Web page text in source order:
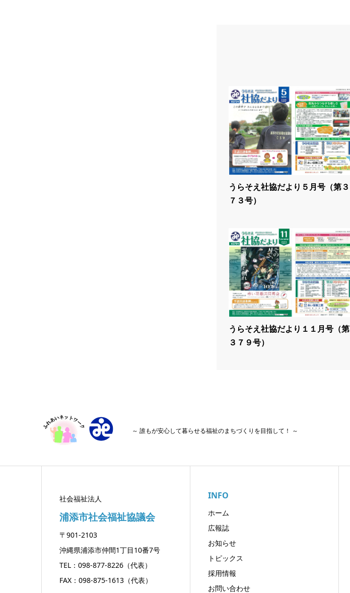
うらそえ社協だより５月号（第３
７３号）
うらそえ社協だより１１月号（第
３７９号）
～ 誰もが安心して暮らせる福祉のまちづくりを目指して！ ～
社会福祉法人
浦添市社会福祉協議会
〒901-2103
沖縄県浦添市仲間1丁目10番7号
TEL：098-877-8226（代表）
FAX：098-875-1613（代表）
INFO
ホーム
広報誌
お知らせ
トピックス
採用情報
お問い合わせ